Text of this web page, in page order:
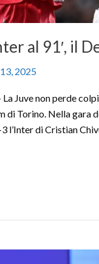
al 91′, il
2025
La Juve non perde
di Torino. Nella
l’Inter di Cristian